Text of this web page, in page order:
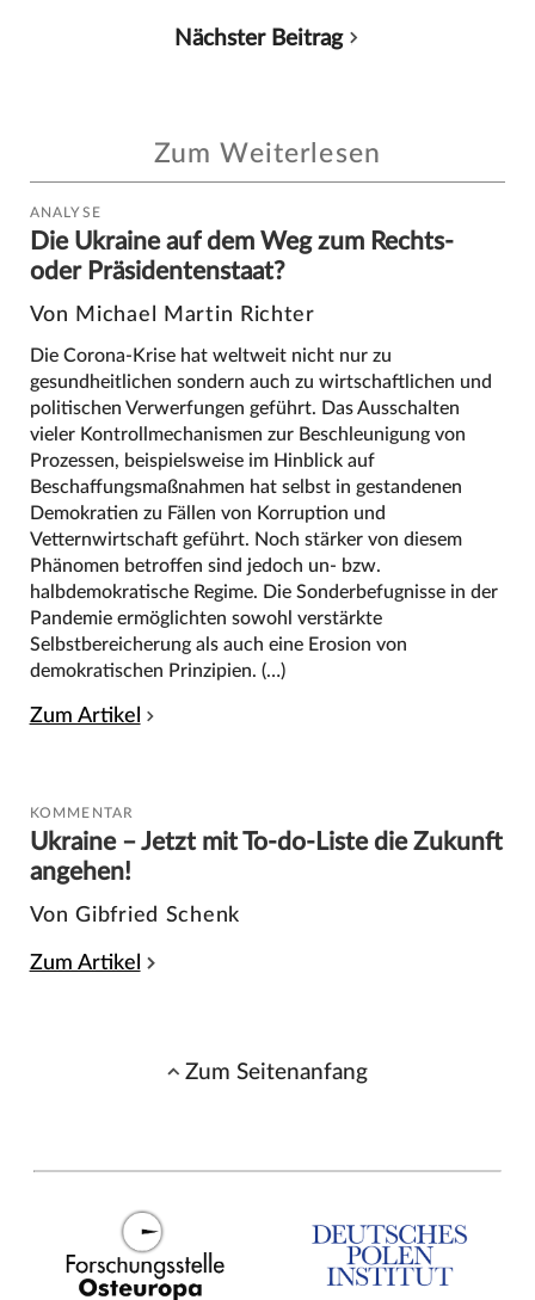
Nächster Beitrag
Zum Weiterlesen
ANALYSE
Die Ukraine auf dem Weg zum Rechts-
oder Präsidentenstaat?
Von Michael Martin Richter
Die Corona-Krise hat weltweit nicht nur zu
gesundheitlichen sondern auch zu wirtschaftlichen und
politischen Verwerfungen geführt. Das Ausschalten
vieler Kontrollmechanismen zur Beschleunigung von
Prozessen, beispielsweise im Hinblick auf
Beschaffungsmaßnahmen hat selbst in gestandenen
Demokratien zu Fällen von Korruption und
Vetternwirtschaft geführt. Noch stärker von diesem
Phänomen betroffen sind jedoch un- bzw.
halbdemokratische Regime. Die Sonderbefugnisse in der
Pandemie ermöglichten sowohl verstärkte
Selbstbereicherung als auch eine Erosion von
demokratischen Prinzipien. (…)
Zum Artikel
KOMMENTAR
Ukraine – Jetzt mit To-do-Liste die Zukunft
angehen!
Von Gibfried Schenk
Zum Artikel
Zum Seitenanfang